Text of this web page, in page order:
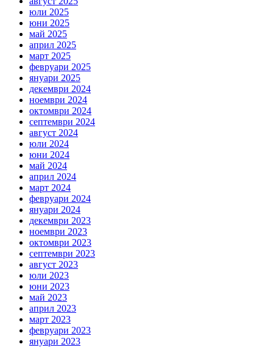
юли 2025
юни 2025
май 2025
април 2025
март 2025
февруари 2025
януари 2025
декември 2024
ноември 2024
октомври 2024
септември 2024
август 2024
юли 2024
юни 2024
май 2024
април 2024
март 2024
февруари 2024
януари 2024
декември 2023
ноември 2023
октомври 2023
септември 2023
август 2023
юли 2023
юни 2023
май 2023
април 2023
март 2023
февруари 2023
януари 2023